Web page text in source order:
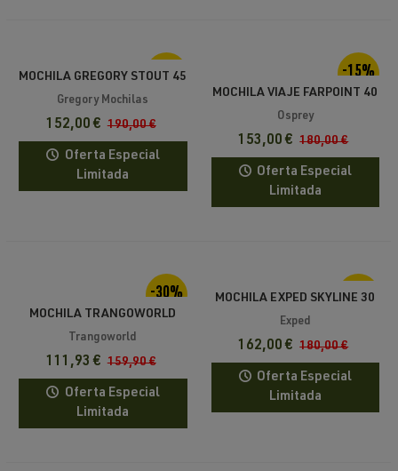
-20%
MOCHILA GREGORY STOUT 45
RC
Gregory Mochilas
152,00 € 190,00 €
Oferta Especial
Limitada
-15%
MOCHILA VIAJE FARPOINT 40
OSPREY
Osprey
153,00 € 180,00 €
Oferta Especial
Limitada
-30%
MOCHILA TRANGOWORLD
TRX2 35 PRO DR
Trangoworld
111,93 € 159,90 €
Oferta Especial
Limitada
-10%
MOCHILA EXPED SKYLINE 30
Exped
162,00 € 180,00 €
Oferta Especial
Limitada